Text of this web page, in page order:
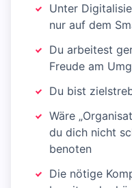
Unter
nur auf dem
Du arbeitest
Freude am
Du bist
Wäre
du dich nicht
benoten
Die nötige